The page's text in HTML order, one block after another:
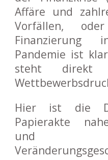
Affäre und
Vorfällen,
Finanzierung
Pandemie ist
steht direkt
Hier ist die
Papierakte